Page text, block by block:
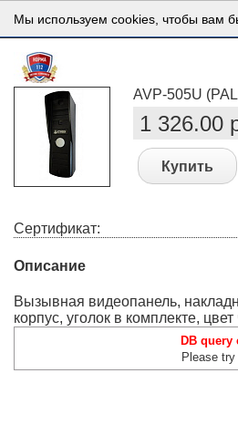
AVP-505U
1 326.00
Купить
Сертификат:
Описание
Вызывная видеопанель,
корпус, уголок в комплекте,
DB query
Please try
Мы используем cookies, чтобы вам